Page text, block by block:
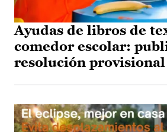
Ayudas de libros de
comedor escolar:
resolución provisional